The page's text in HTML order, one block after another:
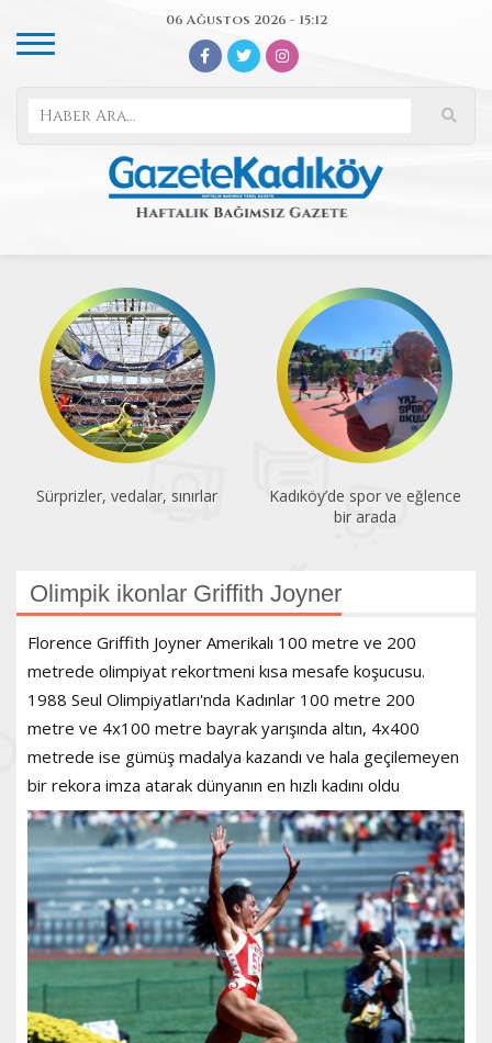
06 Ağustos 2026 - 15:12
Kadıköy’de spor ve eğlence
Acıbadem Yüzme Havuzu
yenilendi
Olimpik ikonlar Griffith Joyner
Florence Griffith Joyner Amerikalı 100 metre ve 200
metrede olimpiyat rekortmeni kısa mesafe koşucusu.
1988 Seul Olimpiyatları'nda Kadınlar 100 metre 200
metre ve 4x100 metre bayrak yarışında altın, 4x400
metrede ise gümüş madalya kazandı ve hala geçilemeyen
bir rekora imza atarak dünyanın en hızlı kadını oldu